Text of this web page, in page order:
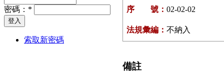
密碼： *
索取新密碼
序 號： 02-02-02
法規彙編： 不納入
備註